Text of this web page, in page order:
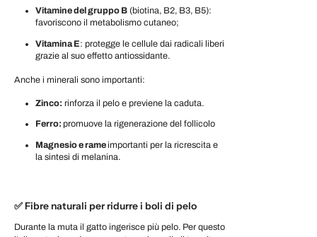
Vitamine del gruppo B (biotina, B2, B3, B5):
favoriscono il metabolismo cutaneo;
Vitamina E: protegge le cellule dai radicali liberi
grazie al suo effetto antiossidante.
Anche i minerali sono importanti:
Zinco: rinforza il pelo e previene la caduta.
Ferro: promuove la rigenerazione del follicolo
Magnesio e rameimportanti per la ricrescita e
la sintesi di melanina.
✅Fibre naturali per ridurre i boli di pelo
Durante la muta il gatto ingerisce più pelo. Per questo